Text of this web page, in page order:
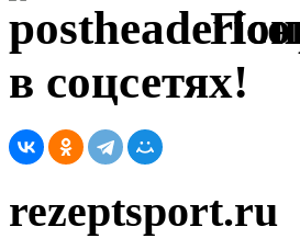
в соцсетях!
rezeptsport.ru